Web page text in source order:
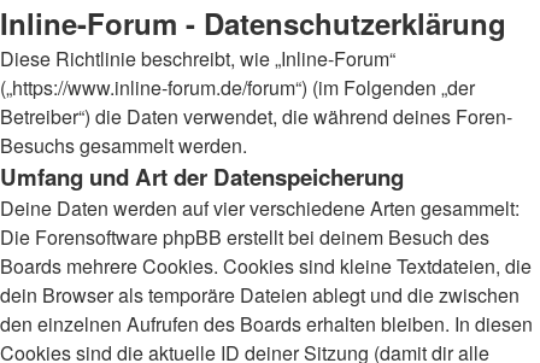
Inline-Forum - Datenschutzerklärung
Diese Richtlinie beschreibt, wie „Inline-Forum“
(„https://www.inline-forum.de/forum“) (im Folgenden „der
Betreiber“) die Daten verwendet, die während deines Foren-
Besuchs gesammelt werden.
Umfang und Art der Datenspeicherung
Deine Daten werden auf vier verschiedene Arten gesammelt:
Die Forensoftware phpBB erstellt bei deinem Besuch des
Boards mehrere Cookies. Cookies sind kleine Textdateien, die
dein Browser als temporäre Dateien ablegt und die zwischen
den einzelnen Aufrufen des Boards erhalten bleiben. In diesen
Cookies sind die aktuelle ID deiner Sitzung (damit dir alle